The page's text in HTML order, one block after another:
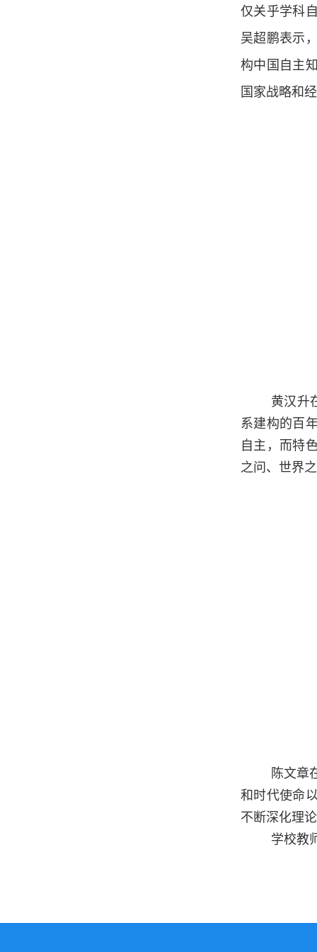
仅关乎学科
吴超鹏表示
构中国自主
国家战略和
黄汉升
系建构的 百
自主，而特
之问、世界
陈文章
和 时代使命
不断深化理
学校教